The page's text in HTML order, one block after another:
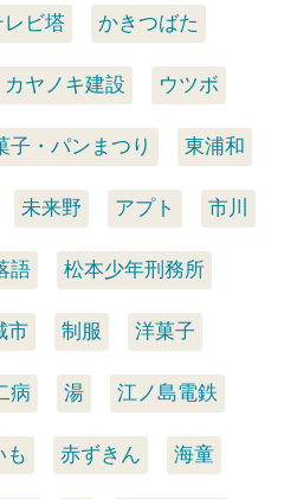
レビ塔 かきつばた
カヤノキ建設 ウツボ
子・パンまつり 東浦和
未来野 アプト 市川
語 松本少年刑務所
市 制服 洋菓子
病 湯 江ノ島電鉄
も 赤ずきん 海童